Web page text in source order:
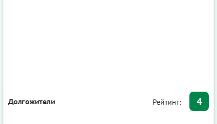
Долгожители Рейтинг: 4